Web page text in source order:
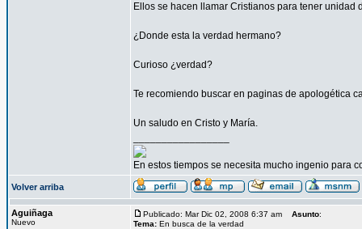
Ellos se hacen llamar Cristianos para tener
¿Donde esta la verdad hermano?
Curioso ¿verdad?
Te recomiendo buscar en paginas de apologética
Un saludo en Cristo y María.
En estos tiempos se necesita mucho ingenio para
Volver arriba
Aguiñaga
Nuevo
Publicado: Mar Dic 02, 2008 6:37 am Asunto:
Tema: En busca de la verdad